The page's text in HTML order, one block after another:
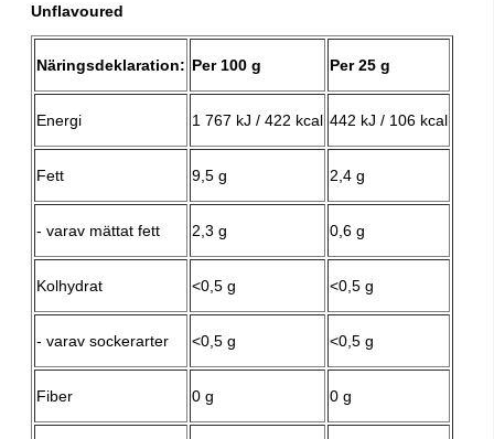
Unflavoured
Näringsdeklaration: Per 100 g Per 25 g
Energi 1 767 kJ / 422 kcal 442 kJ / 106 kcal
Fett 9,5 g 2,4 g
- varav mättat fett 2,3 g 0,6 g
Kolhydrat <0,5 g <0,5 g
- varav sockerarter <0,5 g <0,5 g
Fiber 0 g 0 g